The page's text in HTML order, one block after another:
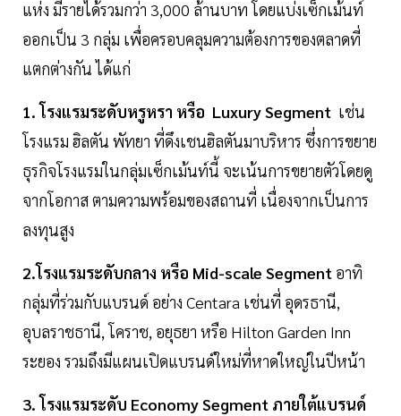
แห่ง มีรายได้รวมกว่า 3,000 ล้านบาท โดยแบ่งเซ็กเม้นท์
ออกเป็น 3 กลุ่ม เพื่อครอบคลุมความต้องการของตลาดที่
แตกต่างกัน ได้แก่
1. โรงแรมระดับหรูหรา หรือ Luxury Segment เช่น
โรงแรม ฮิลตัน พัทยา ที่ดึงเชนฮิลตันมาบริหาร ซึ่งการขยาย
ธุรกิจโรงแรมในกลุ่มเซ็กเม้นท์นี้ จะเน้นการขยายตัวโดยดู
จากโอกาส ตามความพร้อมของสถานที่ เนื่องจากเป็นการ
ลงทุนสูง
2.โรงแรมระดับกลาง หรือ Mid-scale Segment อาทิ
กลุ่มที่ร่วมกับแบรนด์ อย่าง Centara เช่นที่ อุดรธานี,
อุบลราชธานี, โคราช, อยุธยา หรือ Hilton Garden Inn
ระยอง รวมถึงมีแผนเปิดแบรนด์ใหม่ที่หาดใหญ่ในปีหน้า
3. โรงแรมระดับ Economy Segment ภายใต้แบรนด์